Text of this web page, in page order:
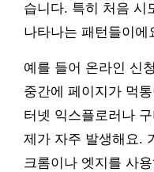
습니다. 특히 처음 시
나타나는 패턴들이에
예를 들어 온라인 신
중간에 페이지가 먹
터넷 익스플로러나
제가 자주 발생해요.
크롬이나 엣지를 사